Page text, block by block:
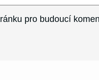
pro budoucí